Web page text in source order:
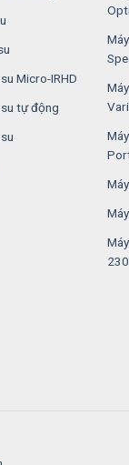
Micro-IRHD
tự động